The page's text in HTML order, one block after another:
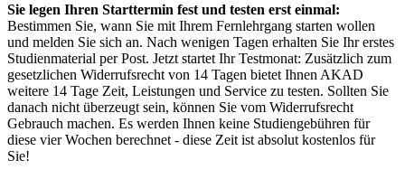
Sie legen Ihren Starttermin fest und testen erst einmal:
Bestimmen Sie, wann Sie mit Ihrem Fernlehrgang starten wollen
und melden Sie sich an. Nach wenigen Tagen erhalten Sie Ihr erstes
Studienmaterial per Post. Jetzt startet Ihr Testmonat: Zusätzlich zum
gesetzlichen Widerrufsrecht von 14 Tagen bietet Ihnen AKAD
weitere 14 Tage Zeit, Leistungen und Service zu testen. Sollten Sie
danach nicht überzeugt sein, können Sie vom Widerrufsrecht
Gebrauch machen. Es werden Ihnen keine Studiengebühren für
diese vier Wochen berechnet - diese Zeit ist absolut kostenlos für
Sie!